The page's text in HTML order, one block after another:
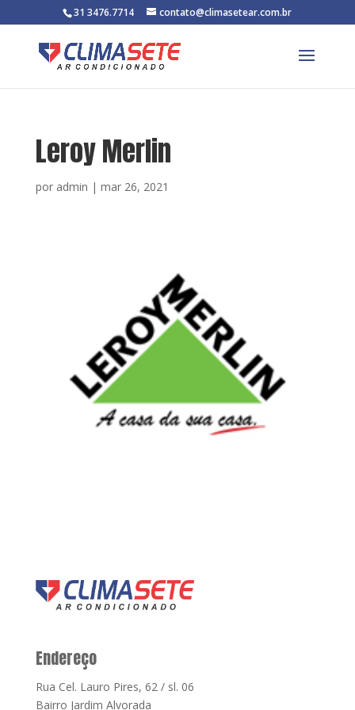
31 3476.7714 contato@climasetear.com.br
Leroy Merlin
por admin | mar 26, 2021
Endereço
Rua Cel. Lauro Pires, 62 / sl. 06
Bairro Jardim Alvorada